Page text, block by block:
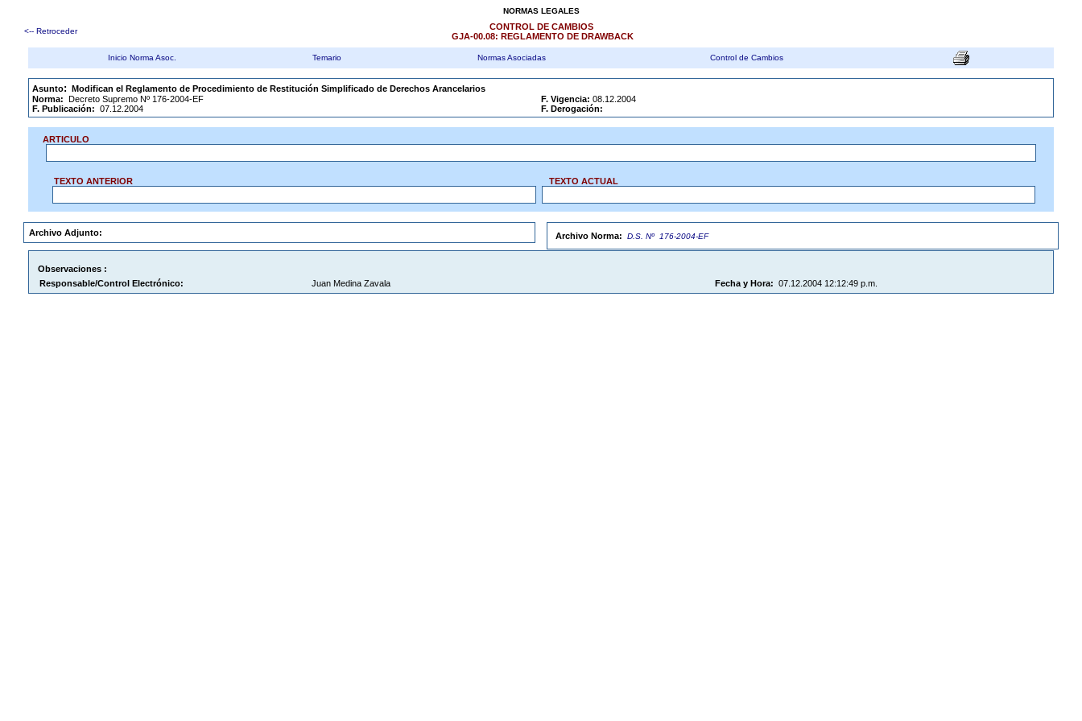
NORMAS LEGALES
<-- Retroceder
CONTROL DE CAMBIOS
GJA-00.08: REGLAMENTO DE DRAWBACK
Inicio Norma Asoc. Temario Normas Asociadas Control de Cambios
Asunto: Modifican el Reglamento de Procedimiento de Restitución Simplificado de Derechos Arancelarios
Norma: Decreto Supremo Nº 176-2004-EF F. Vigencia: 08.12.2004
F. Publicación: 07.12.2004 F. Derogación:
ARTICULO
TEXTO ANTERIOR TEXTO ACTUAL
Archivo Adjunto: Archivo Norma: D.S. Nº 176-2004-EF
Observaciones :
Responsable/Control Electrónico:
Juan Medina Zavala Fecha y Hora: 07.12.2004 12:12:49 p.m.